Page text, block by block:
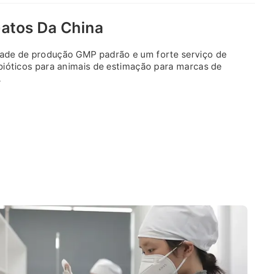
Da China
de produção GMP padrão e um forte serviço de
para animais de estimação para marcas de